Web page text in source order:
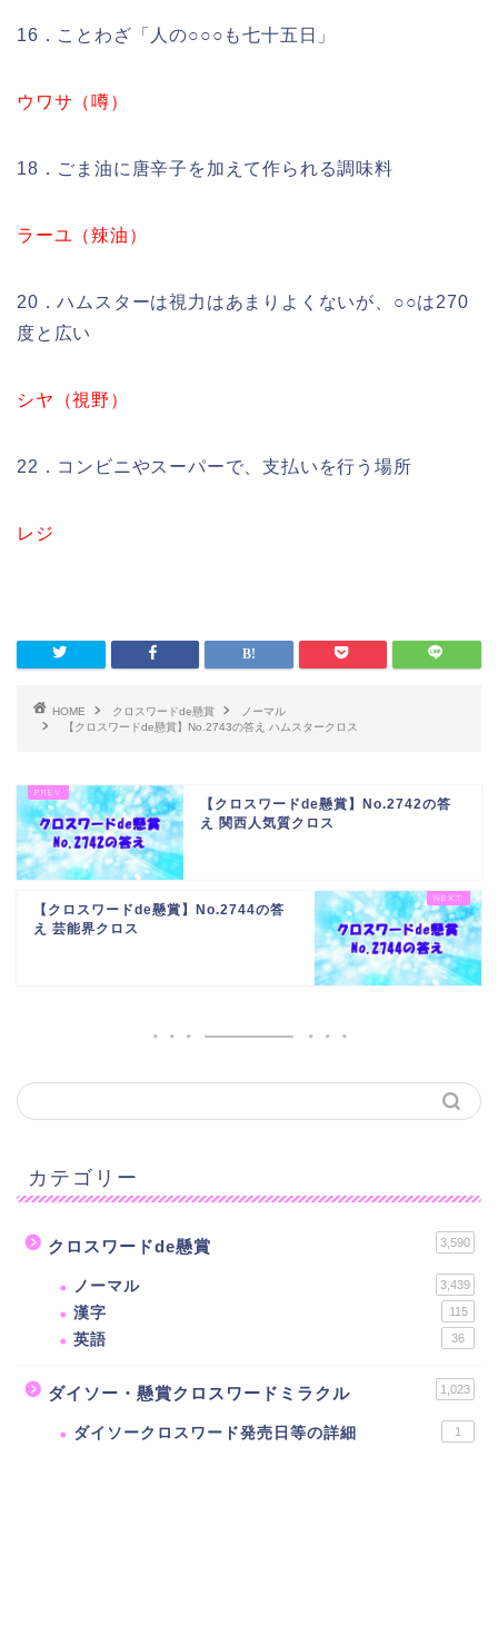
16．ことわざ「人の○○○も七十五日」
ウワサ（噂）
18．ごま油に唐辛子を加えて作られる調味料
ラーユ（辣油）
20．ハムスターは視力はあまりよくないが、○○は270
度と広い
シヤ（視野）
22．コンビニやスーパーで、支払いを行う場所
レジ
HOME クロスワードde懸賞
ノーマル
【クロスワードde懸賞】No.2743の答え ハムスタークロス
【クロスワードde懸賞】No.2742の答
え 関西人気質クロス
【クロスワードde懸賞】No.2744の答
え 芸能界クロス
カテゴリー
クロスワードde懸賞 3,590
ノーマル 3,439
漢字 115
英語 36
ダイソー・懸賞クロスワードミラクル 1,023
ダイソークロスワード発売日等の詳細 1